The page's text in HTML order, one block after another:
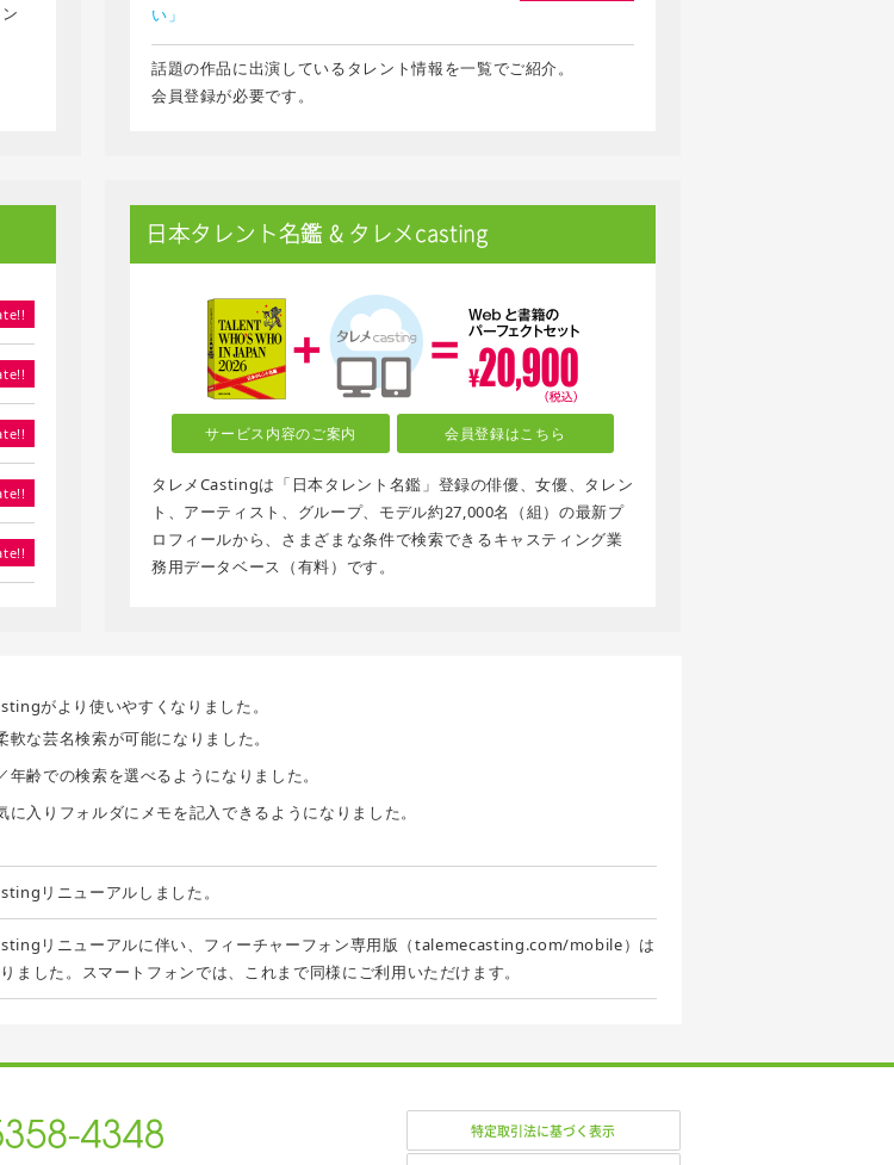
い」
話題の作品に出演しているタレント情報を一覧でご紹介。
会員登録が必要です。
日本タレント名鑑 & タレメcasting
サービス内容のご案内 会員登録はこちら
タレメCastingは「日本タレント名鑑」登録の俳優、女優、タレン
ト、アーティスト、グループ、モデル約27,000名（組）の最新プ
ロフィールから、さまざまな条件で検索できるキャスティング業
務用データベース（有料）です。
がより使いやすくなりました。
軟な芸名検索が可能になりました。
年齢での検索を選べるようになりました。
に入りフォルダにメモを記入できるようになりました。
リニューアルしました。
リニューアルに伴い、フィーチャーフォン専用版（talemecasting.com/mobile）は
ました。スマートフォンでは、これまで同様にご利用いただけます。
特定取引法に基づく表示